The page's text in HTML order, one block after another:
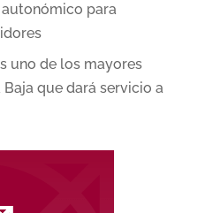
para
uno de los mayores
que dará servicio a